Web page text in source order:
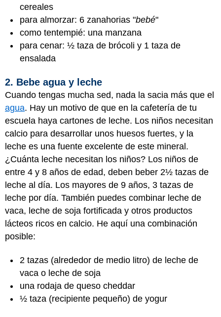
cereales
para almorzar: 6 zanahorias "bebé"
como tentempié: una manzana
para cenar: ½ taza de brócoli y 1 taza de
ensalada
2. Bebe agua y leche
Cuando tengas mucha sed, nada la sacia más que el
agua. Hay un motivo de que en la cafetería de tu
escuela haya cartones de leche. Los niños necesitan
calcio para desarrollar unos huesos fuertes, y la
leche es una fuente excelente de este mineral.
¿Cuánta leche necesitan los niños? Los niños de
entre 4 y 8 años de edad, deben beber 2½ tazas de
leche al día. Los mayores de 9 años, 3 tazas de
leche por día. También puedes combinar leche de
vaca, leche de soja fortificada y otros productos
lácteos ricos en calcio. He aquí una combinación
posible:
2 tazas (alrededor de medio litro) de leche de
vaca o leche de soja
una rodaja de queso cheddar
½ taza (recipiente pequeño) de yogur